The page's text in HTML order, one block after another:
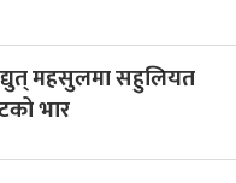
महसुलमा सहुलियत
भार